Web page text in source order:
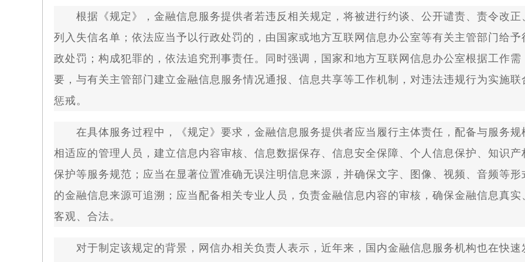
根据《规定》，金融信息服务提供者若违反相关规定，将被进行约谈、公开谴责、责令改正
列入失信名单；依法应当予以行政处罚的，由国家或地方互联网信息办公室等有关主管部门给予
政处罚；构成犯罪的，依法追究刑事责任。同时强调，国家和地方互联网信息办公室根据工作需
要，与有关主管部门建立金融信息服务情况通报、信息共享等工作机制，对违法违规行为实施联
惩戒。
在具体服务过程中，《规定》要求，金融信息服务提供者应当履行主体责任，配备与服务规
相适应的管理人员，建立信息内容审核、信息数据保存、信息安全保障、个人信息保护、知识产
保护等服务规范；应当在显著位置准确无误注明信息来源，并确保文字、图像、视频、音频等形
的金融信息来源可追溯；应当配备相关专业人员，负责金融信息内容的审核，确保金融信息真实
客观、合法。
对于制定该规定的背景，网信办相关负责人表示，近年来，国内金融信息服务机构也在快速